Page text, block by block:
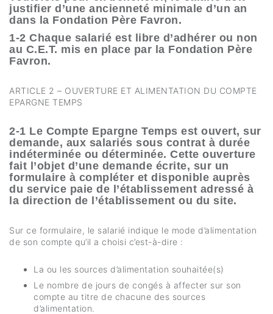
justifier d’une ancienneté minimale d’un an
dans la Fondation Père Favron.
1-2 Chaque salarié est libre d’adhérer ou non
au C.E.T. mis en place par la Fondation Père
Favron.
ARTICLE 2 – OUVERTURE ET ALIMENTATION DU COMPTE
EPARGNE TEMPS
2-1 Le Compte Epargne Temps est ouvert, sur
demande, aux salariés sous contrat à durée
indéterminée ou déterminée. Cette ouverture
fait l’objet d’une demande écrite, sur un
formulaire à compléter et disponible auprès
du service paie de l’établissement adressé à
la direction de l’établissement ou du site.
Sur ce formulaire, le salarié indique le mode d’alimentation
de son compte qu’il a choisi c’est-à-dire :
La ou les sources d’alimentation souhaitée(s)
Le nombre de jours de congés à affecter sur son
compte au titre de chacune des sources
d’alimentation.